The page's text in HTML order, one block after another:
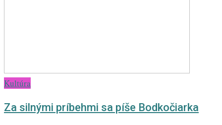
Kultúra
Za silnými príbehmi sa píše Bodkočiarka